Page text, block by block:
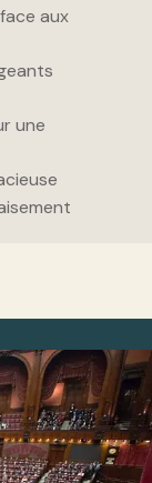
aux
une